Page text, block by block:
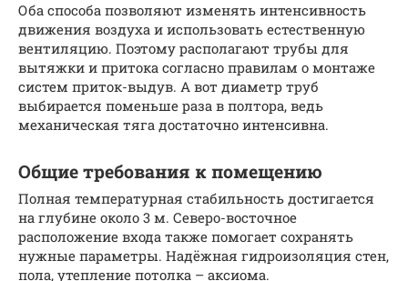
Оба способа позволяют изменять интенсивность
движения воздуха и использовать естественную
вентиляцию. Поэтому располагают трубы для
вытяжки и притока согласно правилам о монтаже
систем приток-выдув. А вот диаметр труб
выбирается поменьше раза в полтора, ведь
механическая тяга достаточно интенсивна.
Общие требования к помещению
Полная температурная стабильность достигается
на глубине около 3 м. Северо-восточное
расположение входа также помогает сохранять
нужные параметры. Надёжная гидроизоляция стен,
пола, утепление потолка – аксиома.